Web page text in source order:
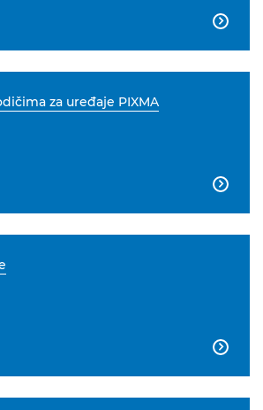

za uređaje PIXMA

